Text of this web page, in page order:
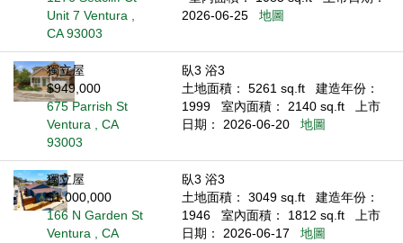
Unit 7 Ventura ,
CA 93003
2026-06-25
地圖
獨立屋
$949,000
675 Parrish St
Ventura , CA
93003
臥3 浴3
土地面積： 5261 sq.ft
建造年份：
1999
室內面積： 2140 sq.ft
上市
日期： 2026-06-20
地圖
獨立屋
$1,000,000
166 N Garden St
Ventura , CA
臥3 浴3
土地面積： 3049 sq.ft
建造年份：
1946
室內面積： 1812 sq.ft
上市
日期： 2026-06-17
地圖